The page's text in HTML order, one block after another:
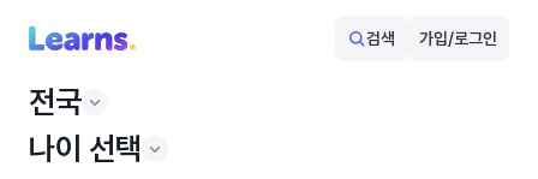
검색 가입/로그인
전국
나이 선택